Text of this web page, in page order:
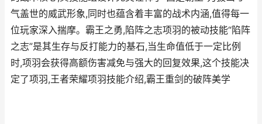
气盖世的威武形象,同时也蕴含着丰富的战术内涵,值得每一
位玩家深入揣摩。霸王之勇,陷阵之志项羽的被动技能“陷阵
之志”是其生存与反打能力的基石,当生命值低于一定比例
时,项羽会获得高额伤害减免与强大的回复效果,这个技能决
定了项羽,王者荣耀项羽技能介绍,霸王重剑的破阵美学